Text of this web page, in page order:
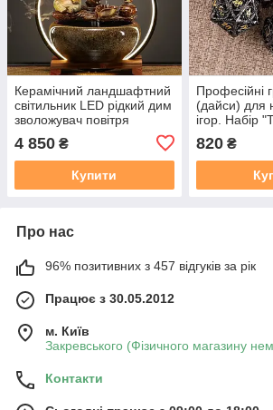
Керамічний ландшафтний
світильник LED рідкий дим
зволожувач повітря
4 850 ₴
Купити
Професійні
(дайси) для
ігор. Набір
металу
820₴
Про нас
96% позитивних з 457 відгуків за рік
Працює з 30.05.2012
м. Київ
Закревського (Фізичного магазину
Контакти